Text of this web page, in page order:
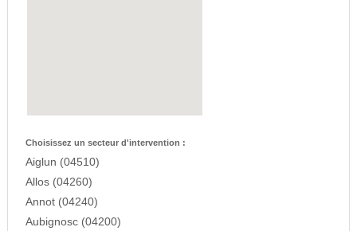
Choisissez un secteur d'intervention :
Aiglun (04510)
Allos (04260)
Annot (04240)
Aubignosc (04200)